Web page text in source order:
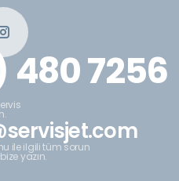
7256
ile ilgili tüm sorun
yazın.